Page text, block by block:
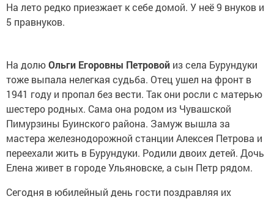
На лето редко приезжает к себе домой. У неё 9 внуков и
5 правнуков.
На долюОльги Егоровны Петровой из села Бурундуки
тоже выпала нелегкая судьба. Отец ушел на фронт в
1941 году и пропал без вести. Так они росли с матерью
шестеро родных. Сама она родом из Чувашской
Пимурзины Буинского района. Замуж вышла за
мастера железнодорожной станции Алексея Петрова и
переехали жить в Бурундуки. Родили двоих детей. Дочь
Елена живет в городе Ульяновске, а сын Петр рядом.
Сегодня в юбилейный день гости поздравляя их